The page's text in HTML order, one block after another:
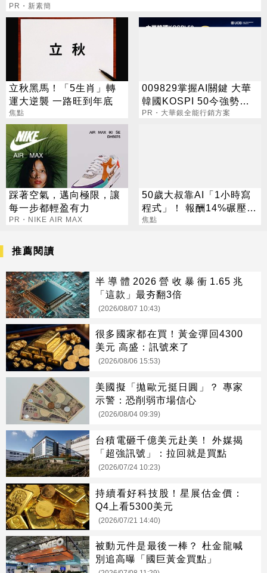
PR・新素簡
立秋黑馬！「5生肖」轉
運大逆襲 一路旺到年底
焦點
009829掌握AI關鍵 大華
韓國KOSPI 50今強勢開
募
PR・大華銀全能行銷方案
踩著空氣，邁向極限，讓
每一步都輕盈有力
PR・NIKE AIR MAX
50歲大叔靠AI「1小時寫
程式」！ 報酬14%碾壓標
普 直接辭職去炒股
焦點
推薦閱讀
半導體2026營收暴衝1.65兆
「這款」最夯翻3倍
(2026/08/07 10:43)
很多國家都在買！黃金彈回4300
美元 高盛：訊號來了
(2026/08/06 15:53)
美國擬「拋歐元挺日圓」？ 專家
示警：恐削弱市場信心
(2026/08/04 09:39)
台積電砸千億美元赴美！ 外媒揭
「超強訊號」：拉回就是買點
(2026/07/24 10:23)
持續看好科技股！星展估金價：
Q4上看5300美元
(2026/07/21 14:40)
被動元件是最後一棒？ 杜金龍喊
別追高曝「國巨黃金買點」